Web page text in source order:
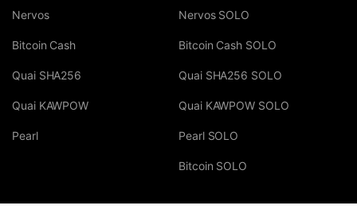
Nervos
Bitcoin Cash
Quai SHA256
Quai KAWPOW
Pearl
Nervos SOLO
Bitcoin Cash SOLO
Quai SHA256 SOLO
Quai KAWPOW SOLO
Pearl SOLO
Bitcoin SOLO